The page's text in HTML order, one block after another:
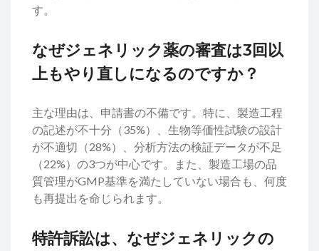
す。
なぜジェネリック薬の審査は3回以
上もやり直しになるのですか？
主な理由は、申請書の不備です。特に、製造工程
の記述が不十分（35%）、生物等価性試験の設計
が不適切（28%）、分析方法の検証データが不足
（22%）の3つが中心です。また、製造工場の品
質管理がGMP基準を満たしていない場合も、何度
も再提出を命じられます。
特許訴訟は、なぜジェネリックの